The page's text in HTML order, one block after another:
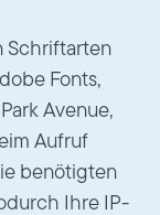
Schriftarten
Fonts,
Avenue,
Aufruf
benötigten
Ihre IP-